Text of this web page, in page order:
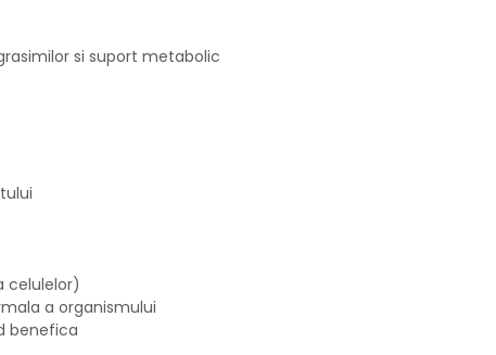
si suport metabolic
celulelor)
a organismului
benefica